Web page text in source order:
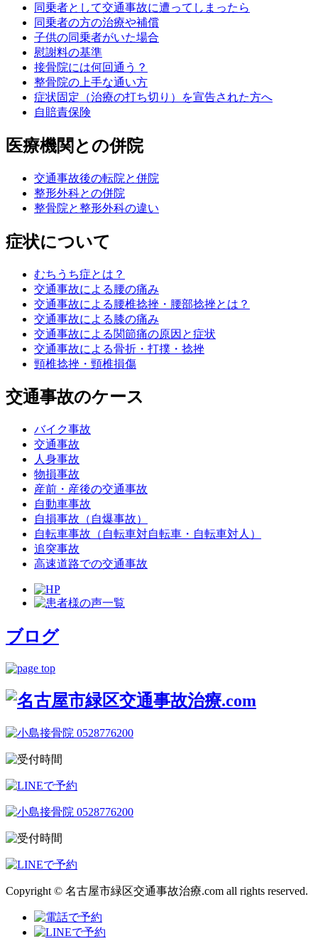
同乗者として交通事故に遭ってしまったら
同乗者の方の治療や補償
子供の同乗者がいた場合
慰謝料の基準
接骨院には何回通う？
整骨院の上手な通い方
症状固定（治療の打ち切り）を宣告された方へ
自賠責保険
医療機関との併院
交通事故後の転院と併院
整形外科との併院
整骨院と整形外科の違い
症状について
むちうち症とは？
交通事故による腰の痛み
交通事故による腰椎捻挫・腰部捻挫とは？
交通事故による膝の痛み
交通事故による関節痛の原因と症状
交通事故による骨折・打撲・捻挫
頸椎捻挫・頸椎損傷
交通事故のケース
バイク事故
交通事故
人身事故
物損事故
産前・産後の交通事故
自動車事故
自損事故（自爆事故）
自転車事故（自転車対自転車・自転車対人）
追突事故
高速道路での交通事故
ブログ
Copyright © 名古屋市緑区交通事故治療.com all rights reserved.